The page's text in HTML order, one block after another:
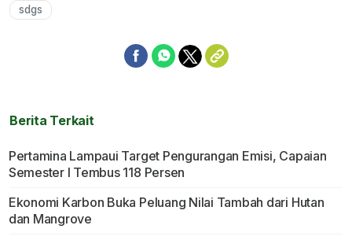
sdgs
Berita Terkait
Pertamina Lampaui Target Pengurangan Emisi, Capaian
Semester I Tembus 118 Persen
Ekonomi Karbon Buka Peluang Nilai Tambah dari Hutan
dan Mangrove